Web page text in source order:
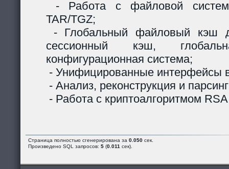
- Работа с файловой
TAR/TGZ;
- Глобальный файловый кэш
сессионный кэш,
конфигурационная система;
- Унифицированные интерфейсы
- Анализ, реконструкция и
- Работа с криптоалгоритмом
Страница полностью сгенерирована за 0.050 сек.
Произведено SQL запросов: 5 (0.011 сек).